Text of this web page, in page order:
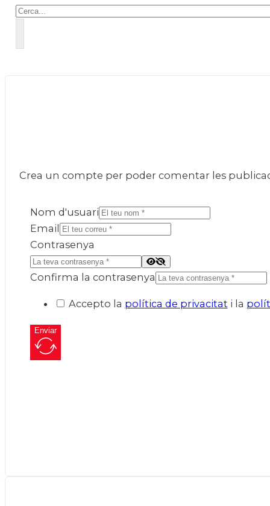
Cercar
Crea un compte per poder comentar les
Nom d'usuari
Email
Contrasenya
Confirma la contrasenya
Accepto la política de privacitat i la
Enviar